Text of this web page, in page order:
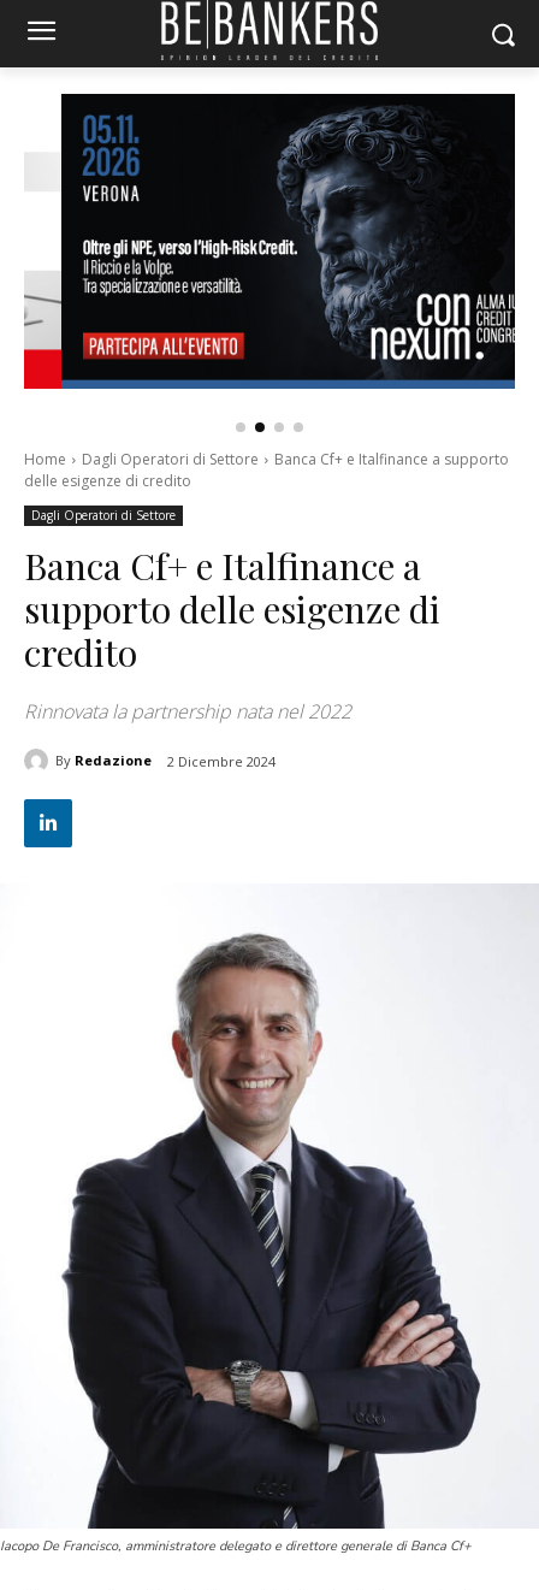
Home Dagli Operatori di Settore
Banca Cf+ e Italfinance a supporto
delle esigenze di credito
Dagli Operatori di Settore
Banca Cf+ e Italfinance a
supporto delle esigenze di
credito
Rinnovata la partnership nata nel 2022
By Redazione 2 Dicembre 2024
Iacopo De Francisco, amministratore delegato e direttore generale di Banca Cf+